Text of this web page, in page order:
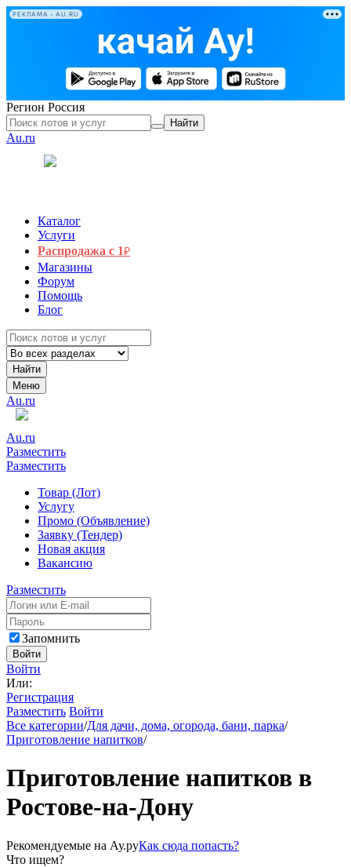
РЕКЛАМА • AU.RU
Регион Россия
Найти
Au.ru
Каталог
Услуги
Распродажа с 1₽
Магазины
Форум
Помощь
Блог
Найти
Меню
Au.ru
Au.ru
Разместить
Разместить
Товар (Лот)
Услугу
Промо (Объявление)
Заявку (Тендер)
Новая акция
Вакансию
Разместить
Запомнить
Войти
Войти
Или:
Регистрация
Разместить Войти
Все категории/Для дачи, дома, огорода, бани, парка/
Приготовление напитков/
Приготовление напитков в
Ростове-на-Дону
Рекомендуемые на Ау.руКак сюда попасть?
Что ищем?